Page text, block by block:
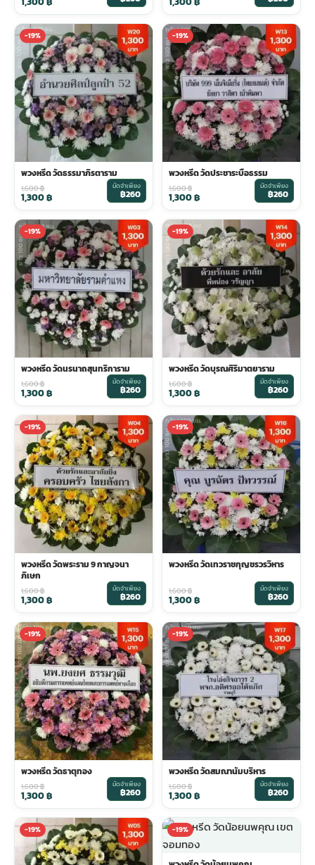
จัดดอกไม้งานศพ ราคา
ดอกไม้งานศพ ส่งฟรี
ดอกไม้งานศพ ออนไลน์
พวงดอกไม้งานศพ
tpdecorate ปูพื้น
พวงหรีด ปากคลองตลาด ราคา
พวงหรีด ส่งด่วน วันนี้
-19%
พวงหรีด วัดธรรมาภิรตาราม
1,600฿
1,300฿
มัดจำเพียง
฿260
-19%
พวงหรีด วัดประชาระบือธรรม
1,600฿
1,300฿
มัดจำเพียง
฿260
-19%
พวงหรีด วัดนรนาถสุนทริการาม
1,600฿
1,300฿
มัดจำเพียง
฿260
-19%
พวงหรีด วัดบุรณศิริมาตยาราม
1,600฿
1,300฿
มัดจำเพียง
฿260
-19%
พวงหรีด วัดพระราม 9 กาญจนา
ภิเษก
1,600฿
1,300฿
มัดจำเพียง
฿260
-19%
พวงหรีด วัดเทวราชกุญชรวรวิหาร
1,600฿
1,300฿
มัดจำเพียง
฿260
-19%
พวงหรีด วัดธาตุทอง
1,600฿
1,300฿
มัดจำเพียง
฿260
-19%
พวงหรีด วัดสมณานัมบริหาร
1,600฿
1,300฿
มัดจำเพียง
฿260
-19% -19%